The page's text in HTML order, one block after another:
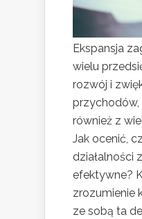
Ekspansja
wielu
rozwój i
przychodów,
również z
Jak ocenić,
działalności
efektywne?
zrozumienie
ze sobą ta